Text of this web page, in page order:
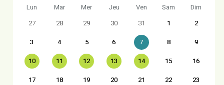
Lun Mar Mer Jeu Ven Sam
Dim
27
28 29 30 31 1
2
3
4 5 6 7 8
9
10
11 12 13 14 15
16
17
18 19 20 21 22
23